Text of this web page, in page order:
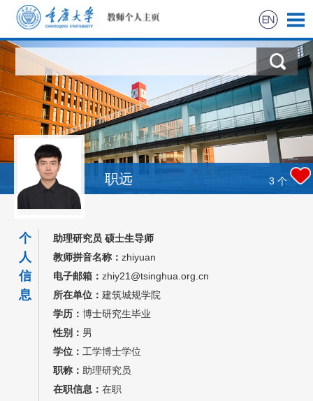
首页
科学研究
教学研究
获奖信息
社会实践
招生信息
学生信息
我的相册
教师博客
职远 3 个
个
人
信
息
助理研究员 硕士生导师
教师拼音名称： zhiyuan
电子邮箱： zhiy21@tsinghua.org.cn
所在单位： 建筑城规学院
学历： 博士研究生毕业
性别： 男
学位： 工学博士学位
职称： 助理研究员
在职信息： 在职